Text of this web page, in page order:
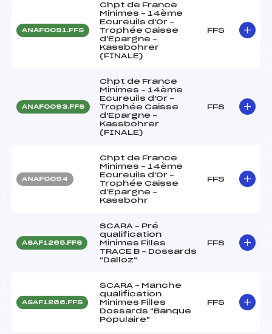
ANAF0091.FFS
Chpt de France
Minimes – 14ème
Ecureuils d'Or –
Trophée Caisse
d'Epargne –
Kassbohrer
(FINALE)
FFS
ANAF0093.FFS
Chpt de France
Minimes – 14ème
Ecureuils d'Or –
Trophée Caisse
d'Epargne –
Kassbohrer
(FINALE)
FFS
ANAF0094
Chpt de France
Minimes – 14ème
Ecureuils d'Or –
Trophée Caisse
d'Epargne –
Kassbohr
FFS
ASAF1265.FFS
SCARA – Pré
qualification
Minimes Filles
TRACE B – Dossards
"Dalloz"
FFS
ASAF1266.FFS
SCARA – Manche
qualification
Minimes Filles
Dossards "Banque
Populaire"
FFS